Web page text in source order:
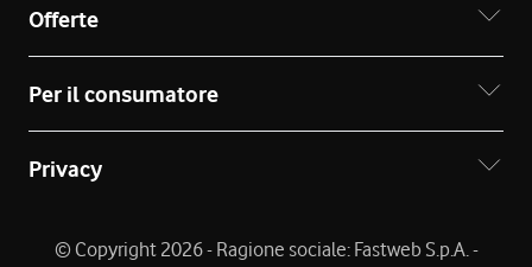
Offerte
Per il consumatore
Privacy
© Copyright 2026 - Ragione sociale: Fastweb S.p.A. -